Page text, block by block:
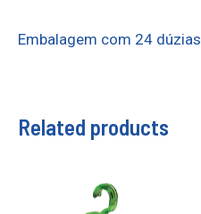
Embalagem com 24 dúzias
Related products